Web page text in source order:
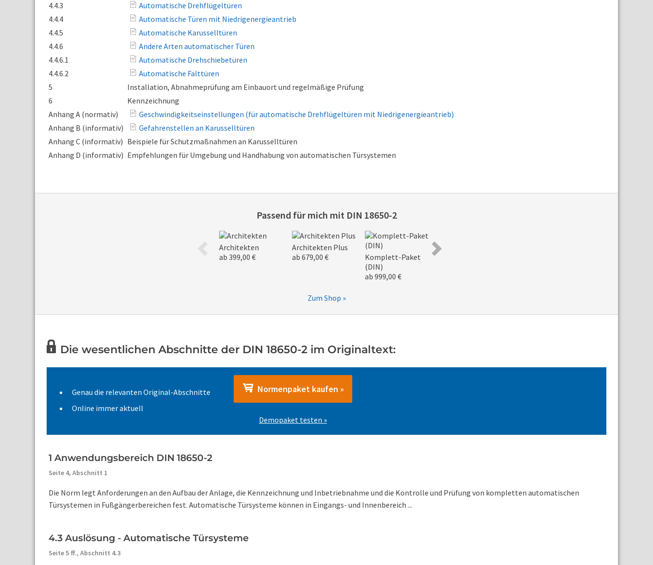
4.4.3
Automatische Drehflügeltüren
4.4.4
Automatische Türen mit Niedrigenergieantrieb
4.4.5
Automatische Karusselltüren
4.4.6
Andere Arten automatischer Türen
4.4.6.1
Automatische Drehschiebetüren
4.4.6.2
Automatische Falttüren
5
Installation, Abnahmeprüfung am Einbauort und regelmäßige Prüfung
6
Kennzeichnung
Anhang A (normativ)
Geschwindigkeitseinstellungen (für automatische Drehflügeltüren mit Niedrigenergieantrieb)
Anhang B (informativ)
Gefahrenstellen an Karusselltüren
Anhang C (informativ) Beispiele für Schutzmaßnahmen an Karusselltüren
Anhang D (informativ) Empfehlungen für Umgebung und Handhabung von automatischen Türsystemen
Passend für mich mit DIN 18650-2
Architekten
ab 399,00 €
Architekten Plus
ab 679,00 €
Komplett-Paket
(DIN)
ab 999,00 €
Zum Shop »
Die wesentlichen Abschnitte der DIN 18650-2 im Originaltext:
Genau die relevanten Original-Abschnitte
Online immer aktuell
Normenpaket kaufen »
Demopaket testen »
1 Anwendungsbereich DIN 18650-2
Seite 4, Abschnitt 1
Die Norm legt Anforderungen an den Aufbau der Anlage, die Kennzeichnung und Inbetriebnahme und die Kontrolle und Prüfung von kompletten automatischen
Türsystemen in Fußgängerbereichen fest. Automatische Türsysteme können in Eingangs- und Innenbereich ...
4.3 Auslösung - Automatische Türsysteme
Seite 5 ff., Abschnitt 4.3